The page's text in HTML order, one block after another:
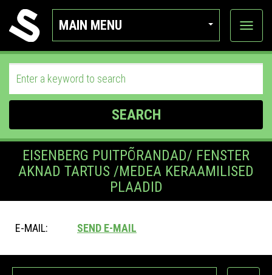
MAIN MENU
View
SEARCH
EISENBERG PUITPÕRANDAD/ FENSTER
AKNAD TARTUS /MEDEA KERAAMILISED
PLAADID
E-MAIL: SEND E-MAIL